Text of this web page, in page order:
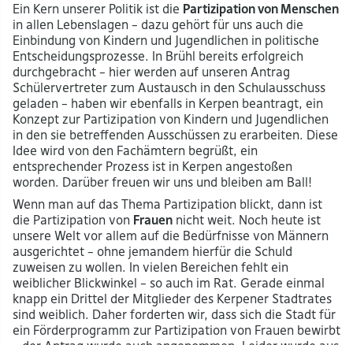
Ein Kern unserer Politik ist die Partizipation von Menschen
in allen Lebenslagen – dazu gehört für uns auch die
Einbindung von Kindern und Jugendlichen in politische
Entscheidungsprozesse. In Brühl bereits erfolgreich
durchgebracht – hier werden auf unseren Antrag
Schülervertreter zum Austausch in den Schulausschuss
geladen – haben wir ebenfalls in Kerpen beantragt, ein
Konzept zur Partizipation von Kindern und Jugendlichen
in den sie betreffenden Ausschüssen zu erarbeiten. Diese
Idee wird von den Fachämtern begrüßt, ein
entsprechender Prozess ist in Kerpen angestoßen
worden. Darüber freuen wir uns und bleiben am Ball!
Wenn man auf das Thema Partizipation blickt, dann ist
die Partizipation von Frauen nicht weit. Noch heute ist
unsere Welt vor allem auf die Bedürfnisse von Männern
ausgerichtet – ohne jemandem hierfür die Schuld
zuweisen zu wollen. In vielen Bereichen fehlt ein
weiblicher Blickwinkel – so auch im Rat. Gerade einmal
knapp ein Drittel der Mitglieder des Kerpener Stadtrates
sind weiblich. Daher forderten wir, dass sich die Stadt für
ein Förderprogramm zur Partizipation von Frauen bewirbt